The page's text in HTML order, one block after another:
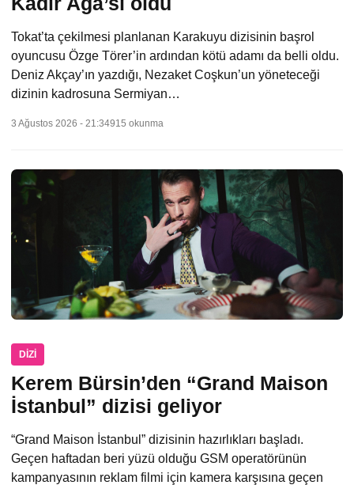
Tokat’ta çekilmesi planlanan Karakuyu dizisinin başrol
oyuncusu Özge Törer’in ardından kötü adamı da belli oldu.
Deniz Akçay’ın yazdığı, Nezaket Coşkun’un yöneteceği
dizinin kadrosuna Sermiyan…
3 Ağustos 2026 - 21:34915 okunma
DIZI
Kerem Bürsin’den “Grand Maison
İstanbul” dizisi geliyor
“Grand Maison İstanbul” dizisinin hazırlıkları başladı.
Geçen haftadan beri yüzü olduğu GSM operatörünün
kampanyasının reklam filmi için kamera karşısına geçen